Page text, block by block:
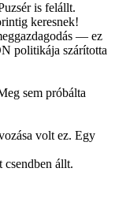
is felállt.
keresnek!
— ez
politikája szárította
sem próbálta
volt ez. Egy
csendben állt.